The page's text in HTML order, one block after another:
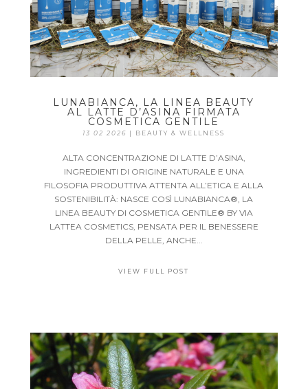
LUNABIANCA, LA LINEA BEAUTY
AL LATTE D’ASINA FIRMATA
COSMETICA GENTILE
13 02 2026 | BEAUTY & WELLNESS
ALTA CONCENTRAZIONE DI LATTE D’ASINA,
INGREDIENTI DI ORIGINE NATURALE E UNA
FILOSOFIA PRODUTTIVA ATTENTA ALL’ETICA E ALLA
SOSTENIBILITÀ: NASCE COSÌ LUNABIANCA®, LA
LINEA BEAUTY DI COSMETICA GENTILE® BY VIA
LATTEA COSMETICS, PENSATA PER IL BENESSERE
DELLA PELLE, ANCHE...
VIEW FULL POST